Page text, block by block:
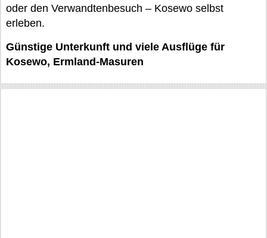
oder den Verwandtenbesuch – Kosewo selbst
erleben.
Günstige Unterkunft und viele Ausflüge für
Kosewo, Ermland-Masuren